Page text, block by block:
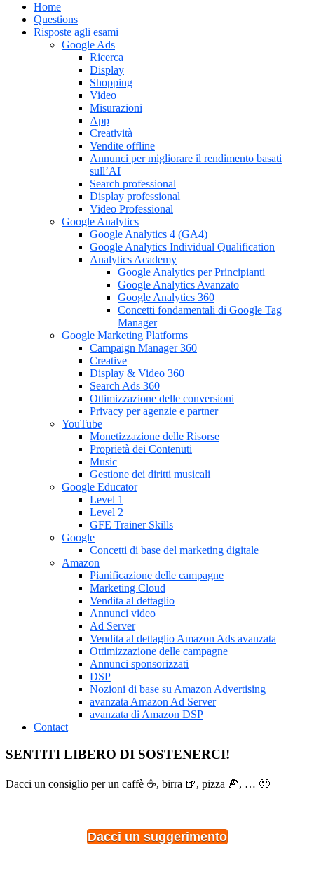
Home
Questions
Risposte agli esami
Google Ads
Ricerca
Display
Shopping
Video
Misurazioni
App
Creatività
Vendite offline
Annunci per migliorare il rendimento basati
sull’AI
Search professional
Display professional
Video Professional
Google Analytics
Google Analytics 4 (GA4)
Google Analytics Individual Qualification
Analytics Academy
Google Analytics per Principianti
Google Analytics Avanzato
Google Analytics 360
Concetti fondamentali di Google Tag
Manager
Google Marketing Platforms
Campaign Manager 360
Creative
Display & Video 360
Search Ads 360
Ottimizzazione delle conversioni
Privacy per agenzie e partner
YouTube
Monetizzazione delle Risorse
Proprietà dei Contenuti
Music
Gestione dei diritti musicali
Google Educator
Level 1
Level 2
GFE Trainer Skills
Google
Concetti di base del marketing digitale
Amazon
Pianificazione delle campagne
Marketing Cloud
Vendita al dettaglio
Annunci video
Ad Server
Vendita al dettaglio Amazon Ads avanzata
Ottimizzazione delle campagne
Annunci sponsorizzati
DSP
Nozioni di base su Amazon Advertising
avanzata Amazon Ad Server
avanzata di Amazon DSP
Contact
SENTITI LIBERO DI SOSTENERCI!
Dacci un consiglio per un caffè ☕, birra 🍺, pizza 🍕, … 🙂
Dacci un suggerimento